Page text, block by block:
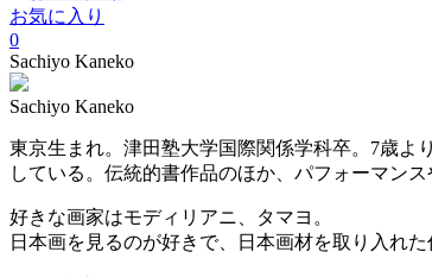
お気に入り
0
Sachiyo Kaneko
Sachiyo Kaneko
東京生まれ。津田塾大学国際関係学科卒。7歳よ
している。伝統的書作品のほか、パフォーマン
好きな画家はモディリアニ、タマヨ。
日本画を見るのが好きで、日本画材を取り入れ